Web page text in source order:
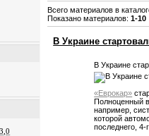
Всего материалов в
Показано материалов:1-10
В Украине
В Украине
«Еврокар»
Полноценный
например,
которой
последнего, 4-